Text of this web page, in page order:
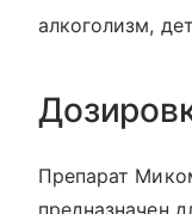
алкоголизм,
Препарат
предназначен